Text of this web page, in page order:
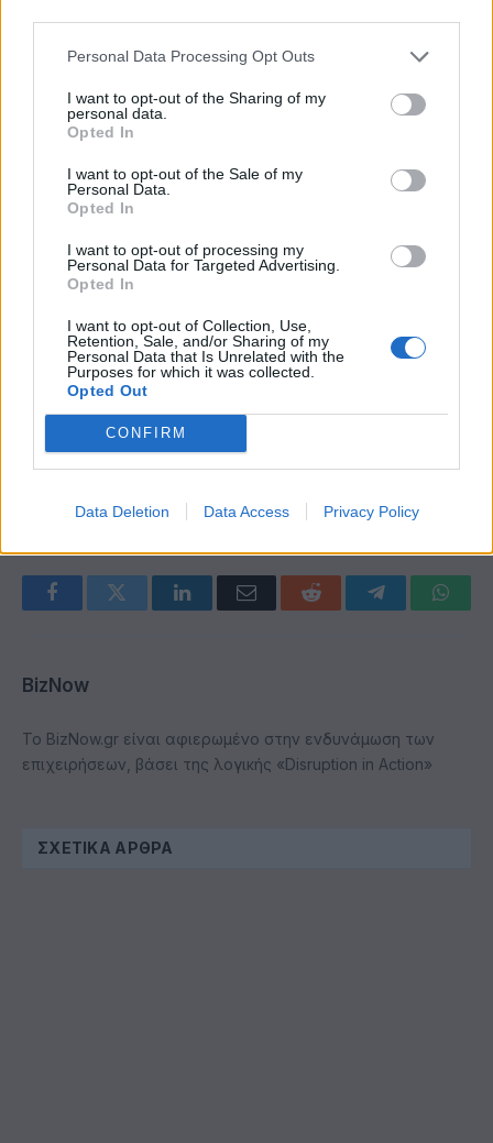
Personal Data Processing Opt Outs
I want to opt-out of the Sharing of my
personal data.
Opted In
I want to opt-out of the Sale of my
Personal Data.
Opted In
I want to opt-out of processing my
Personal Data for Targeted Advertising.
Opted In
I want to opt-out of Collection, Use,
Retention, Sale, and/or Sharing of my
Personal Data that Is Unrelated with the
Purposes for which it was collected.
Opted Out
CONFIRM
Data Deletion Data Access Privacy Policy
το Γ.Ε.ΜΗ και η ΥμΣ υπάγεται στην Κεντρική
Ένωση Επιμελητηρίων.
Η έρευνα διενεργήθηκε από την εταιρεία
έως 13 Μαΐου 2024. Το μέγεθος του δείγματος
ήταν 2.369 συνεντεύξεις, που συλλέχθηκαν με
τη μέθοδο της αυτοσυμπλήρωσης ηλεκτρονικού
ερωτηματολογίου, από 1.490 από επιχειρήσεις,
719 από χρήστες της ΥμΣ και 160 από στελέχη
των Επιμελητηρίων.
FacebookTwitter LinkedInEmail Reddit Telegram
BizNow
Το BizNow.gr είναι αφιερωμένο στην ενδυνάμωση των
επιχειρήσεων, βάσει της λογικής «Disruption in Action»
ΣΧΕΤΙΚΆ ΆΡΘΡΑ